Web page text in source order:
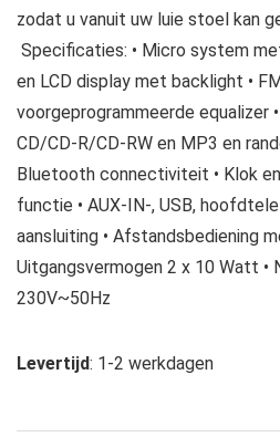
zodat u vanuit uw luie stoel kan
Specificaties: • Micro system
en LCD display met backlight •
voorgeprogrammeerde equalizer
CD/CD-R/CD-RW en MP3 en
Bluetooth connectiviteit • Klok
functie • AUX-IN-, USB,
aansluiting • Afstandsbediening
Uitgangsvermogen 2 x 10 Watt •
230V~50Hz
Levertijd: 1-2 werkdagen